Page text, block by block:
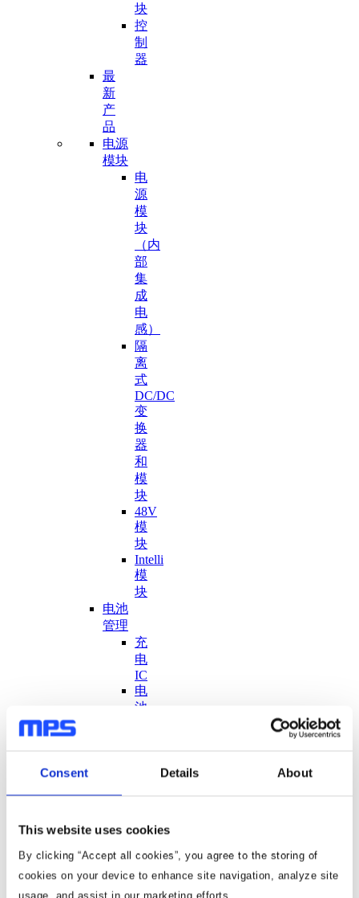
Consent Details About
This website uses cookies
By clicking “Accept all cookies”, you agree to the storing of
cookies on your device to enhance site navigation, analyze site
usage, and assist in our marketing efforts.
块
控
制
器
最
新
产
品
电源
模块
电
源
模
块
（内
部
集
成
电
感）
隔
离
式
DC/DC
变
换
器
和
模
块
48V
模
块
Intelli
模
块
电池
管理
充
电
IC
电
池
和
护
芯
片